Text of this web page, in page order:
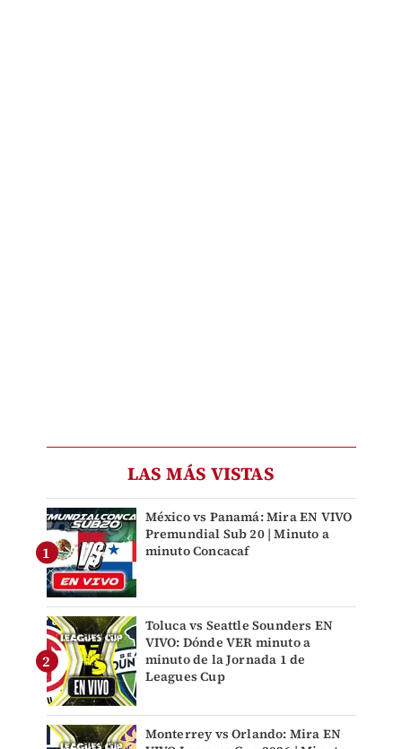
LAS MÁS VISTAS
México vs Panamá: Mira EN VIVO
Premundial Sub 20 | Minuto a
minuto Concacaf
Toluca vs Seattle Sounders EN
VIVO: Dónde VER minuto a
minuto de la Jornada 1 de
Leagues Cup
Monterrey vs Orlando: Mira EN